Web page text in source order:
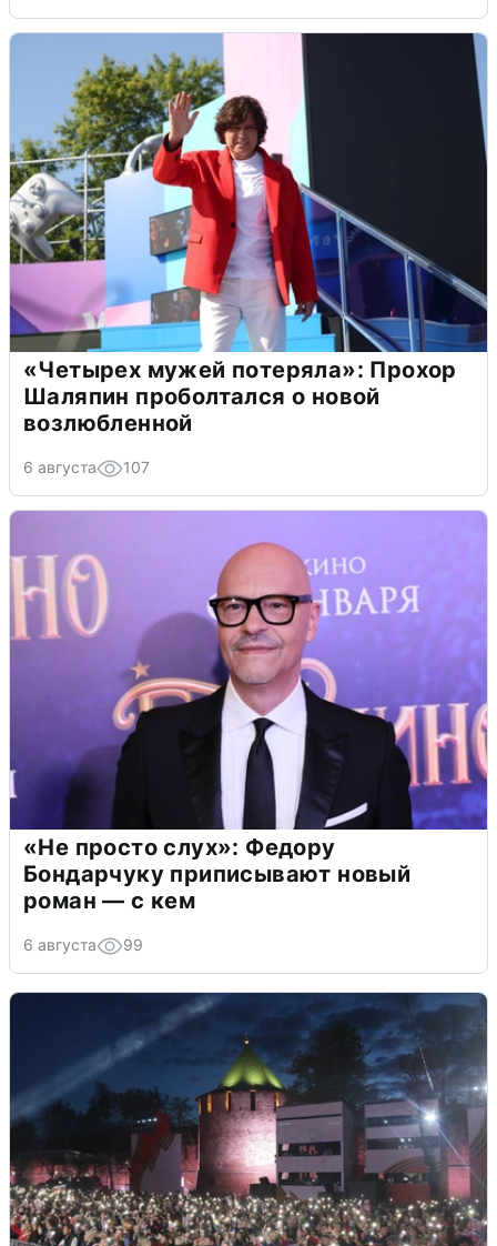
«Четырех мужей потеряла»: Прохор
Шаляпин проболтался о новой
возлюбленной
6 августа 107
«Не просто слух»: Федору
Бондарчуку приписывают новый
роман — с кем
6 августа 99